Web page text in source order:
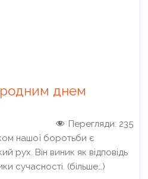
днем
Перегляди: 235
нашої боротьби є
рух. Він виник як відповідь
сучасності. (більше…)